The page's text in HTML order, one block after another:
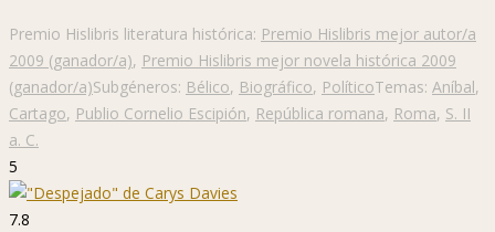
Premio Hislibris literatura histórica: Premio Hislibris mejor autor/a
2009 (ganador/a), Premio Hislibris mejor novela histórica 2009
(ganador/a)Subgéneros: Bélico, Biográfico, PolíticoTemas: Aníbal,
Cartago, Publio Cornelio Escipión, República romana, Roma, S. II
a. C.
5
7.8